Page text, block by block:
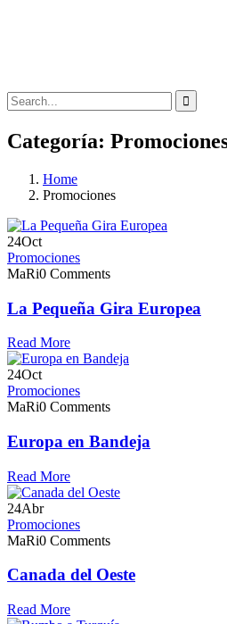
Categoría:
Home
Promociones
24Oct
Promociones
MaRi0 Comments
La Pequeña Gira Europea
Read More
24Oct
Promociones
MaRi0 Comments
Europa en Bandeja
Read More
24Abr
Promociones
MaRi0 Comments
Canada del Oeste
Read More